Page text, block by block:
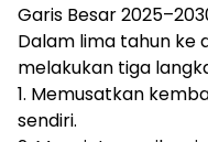
Garis Besar
Dalam lima tahun ke
melakukan tiga
1. Memusatkan
sendiri.